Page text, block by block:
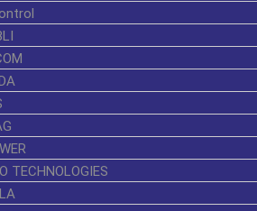
TECHNOLOGIES